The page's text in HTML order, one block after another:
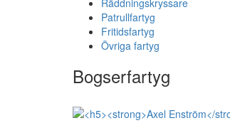
Patrullfartyg
Fritidsfartyg
Övriga fartyg
Bogserfartyg